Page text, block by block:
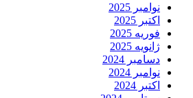
نوامبر 2025
اکتبر 2025
فوریه 2025
ژانویه 2025
دسامبر 2024
نوامبر 2024
اکتبر 2024